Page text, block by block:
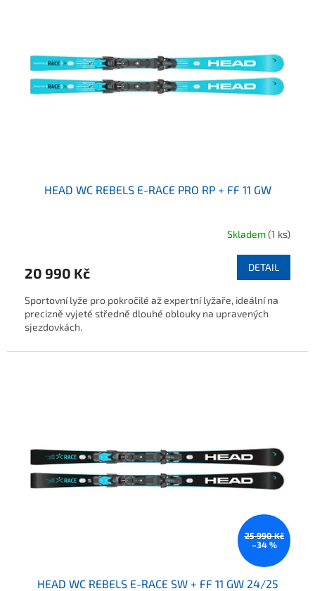
HEAD WC REBELS E-RACE PRO RP + FF 11 GW
Skladem(1 ks)
20 990 Kč DETAIL
Sportovní lyže pro pokročilé až expertní lyžaře, ideální na
precizně vyjeté středně dlouhé oblouky na upravených
sjezdovkách.
25 990 Kč
–34 %
HEAD WC REBELS E-RACE SW + FF 11 GW 24/25